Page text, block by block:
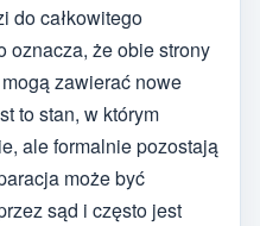
do całkowitego
oznacza, że obie strony
zawierać nowe
to stan, w którym
ale formalnie pozostają
może być
sąd i często jest